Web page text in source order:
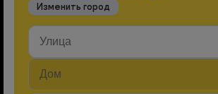
Изменить город